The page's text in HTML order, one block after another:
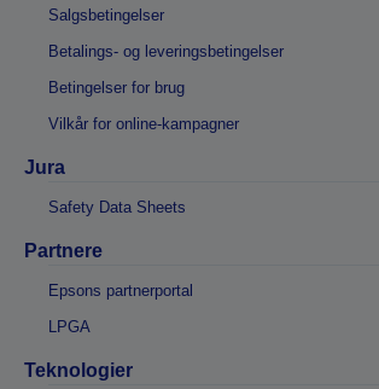
Salgsbetingelser
Betalings- og leveringsbetingelser
Betingelser for brug
Vilkår for online-kampagner
Jura
Safety Data Sheets
Partnere
Epsons partnerportal
LPGA
Teknologier